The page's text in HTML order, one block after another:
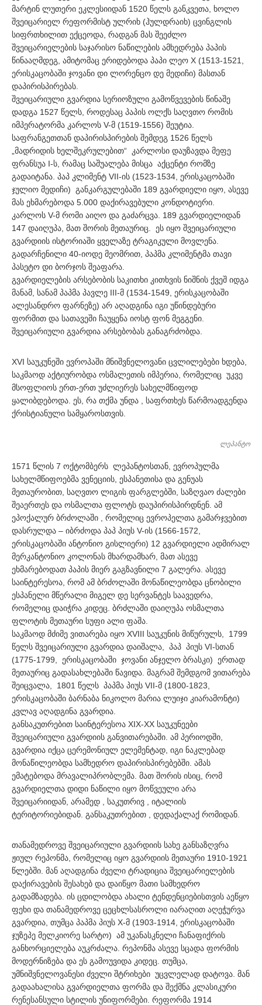
მარტინ ლუთერი ეკლესიიდან 1520 წელს განკვეთა, ხოლო
შვეიცარიელ რეფორმისტ ულრიხ (ჰულდრაიხ) ცვინგლის
სიფრთხილით ექცეოდა, რადგან მას შეეძლო
შვეიცარიელების საჯარისო ნაწილების ამხედრება პაპის
წინააღმდეგ, ამიტომაც ერიდებოდა პაპი ლეო X (1513-1521,
ერისკაცობაში ჯოვანი დი ლორენცო დე მედიჩი) მასთან
დაპირისპირებას.
შვეიცარიული გვარდია სერიოზული გამოწვევების წინაშე
დადგა 1527 წელს, როდესაც პაპის ოლქს საღვთო რომის
იმპერატორმა კარლოს V-მ (1519-1556) შეუტია.
საფრანგეთთან დაპირისპირების შემდეგ 1526 წელს
„მადრიდის ხელშეკრულებით“ კარლოსი დაუზავდა მეფე
ფრანსუა I-ს, რამაც საშუალება მისცა აქცენტი რომზე
გადაიტანა. პაპ კლიმენტ VII-ის (1523-1534, ერისკაცობაში
ჯულიო მედიჩი) განკარგულებაში 189 გვარდიელი იყო, ასევე
მას ეხმარებოდა 5.000 დაქირავებული კონდოტიერი.
კარლოს V-მ რომი აიღო და გაძარცვა. 189 გვარდიელიდან
147 დაიღუპა, მათ შორის მეთაურიც. ეს იყო შვეიცარიული
გვარდიის ისტორიაში ყველაზე ტრაგიკული მოვლენა.
გადარჩენილი 40-იოდე მეომრით, პაპმა კლიმენტმა თავი
პასეტო დი ბორჯოს შეაფარა.
გვარდიელების არსებობის საკითხი კითხვის ნიშნის ქვეშ იდგა
მანამ, სანამ პაპმა პავლე III-მ (1534-1549, ერისკაცობაში
ალესანდრო ფარნეზე) არ აღადგინა იგი უწინდებური
ფორმით და სათავეში ჩაუყენა იოსტ ფონ მეგგენი.
შვეიცარიული გვარდია არსებობას განაგრძობდა.
XVI საუკუნეში ევროპაში მნიშვნელოვანი ცვლილებები ხდება,
საკმაოდ აქტიურობდა ოსმალეთის იმპერია, რომელიც უკვე
მსოფლიოს ერთ-ერთ უძლიერეს სახელმწიფოდ
ყალიბდებოდა. ეს, რა თქმა უნდა , საფრთხეს წარმოადგენდა
ქრისტიანული სამყაროსთვის.
ლეპანტო
1571 წლის 7 ოქტომბერს ლეპანტოსთან, ევროპულმა
სახელმწიფოებმა ვენეციის, ესპანეთისა და გენუას
მეთაურობით, საღვთო ლიგის ფარგლებში, საზღვაო ძალები
შეაერთეს და ოსმალთა ფლოტს დაუპირისპირდნენ. ამ
ეპოქალურ ბრძოლაში , რომელიც ევროპელთა გამარჯვებით
დასრულდა – იბრძოდა პაპ პიუს V-ის (1566-1572,
ერისკაცობაში ანტონიო გისლიერი) 12 გვარდიელი ადმირალ
მერკანტონიო კოლონას მხარდამხარ, მათ ასევე
ეხმარებოდათ პაპის მიერ გაგზავნილი 7 გალერა. ასევე
საინტერესოა, რომ ამ ბრძოლაში მონაწილეობდა ცნობილი
ესპანელი მწერალი მიგელ დე სერვანტეს საავედრა,
რომელიც დაიჭრა კიდეც. ბრძლაში დაიღუპა ოსმალთა
ფლოტის მეთაური სუფი ალი ფაშა.
საკმაოდ მძიმე ვითარება იყო XVIII საუკუნის მიწურულს, 1799
წელს შვეიცარიული გვარდია დაიშალა, პაპ პიუს VI-სთან
(1775-1799, ერისკაცობაში ჯოვანი ანჯელო ბრასკი) ერთად
მეთაურიც გადასახლებაში წავიდა. მაგრამ შემდგომ ვითარება
შეიცვალა, 1801 წელს პაპმა პიუს VII-მ (1800-1823,
ერისკაცობაში ბარნაბა ნიკოლო მარია ლუიჯი კიარამონტი)
კვლავ აღადგინა გვარდია.
განსაკუთრებით საინტერესოა XIX-XX საუკუნეები
შვეიცარიული გვარდიის განვითარებაში. ამ პერიოდში,
გვარდია იქცა ცერემონიულ ელემენტად, იგი ნაკლებად
მონაწილეობდა სამხედრო დაპირისპირებებში. ამას
ემატებოდა მრავალიპრობლემა. მათ შორის ისიც, რომ
გვარდიელთა დიდი ნაწილი იყო მოწვეული არა
შვეიცარიიდან, არამედ , საკუთრივ , იტალიის
ტერიტორიებიდან. განსაკუთრებით , დედაქალაქ რომიდან.
თანამედროვე შვეიცარიული გვარდიის სახე განსაზღვრა
ჟიულ რეპონმა, რომელიც იყო გვარდიის მეთაური 1910-1921
წლებში. მან აღადგინა ძველი ტრადიცია შვეიცარიელების
დაქირავების შესახებ და დაიწყო მათი სამხედრო
გადამზადება. ის ცდილობდა ახალი ტენდენციებისთვის აეწყო
ფეხი და თანამედროვე ცეცხლსასროლი იარაღით აღეჭურვა
გვარდია, თუმცა პაპმა პიუს X-მ (1903-1914, ერისკაცობაში
ჯუზეპე მელკიორე სარტო) ამ უკანასკნელი ჩანაფიქრის
განხორციელება აუკრძალა. რეპონმა ასევე სცადა ფორმის
მოდერნიზება და ეს გამოუვიდა კიდეც. თუმცა,
უმნიშვნელოვანესი ძველი შტრიხები უცვლელად დატოვა. მან
გადაახალისა გვარდიელთა ფორმა და შექმნა კლასიკური
რენესანსული სტილის უნიფორმები. რეფორმა 1914